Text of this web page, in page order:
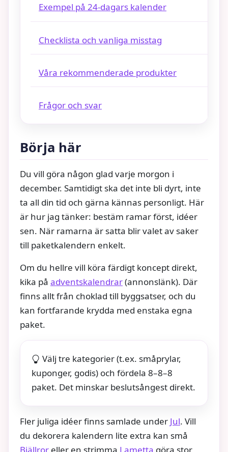
Exempel på 24-dagars kalender
Checklista och vanliga misstag
Våra rekommenderade produkter
Frågor och svar
Börja här
Du vill göra någon glad varje morgon i
december. Samtidigt ska det inte bli dyrt, inte
ta all din tid och gärna kännas personligt. Här
är hur jag tänker: bestäm ramar först, idéer
sen. När ramarna är satta blir valet av saker
till paketkalendern enkelt.
Om du hellre vill köra färdigt koncept direkt,
kika på adventskalendrar(annonslänk). Där
finns allt från choklad till byggsatser, och du
kan fortfarande krydda med enstaka egna
paket.
Välj tre kategorier (t.ex. småprylar,
kuponger, godis) och fördela 8–8–8
paket. Det minskar beslutsångest direkt.
Fler juliga idéer finns samlade under Jul. Vill
du dekorera kalendern lite extra kan små